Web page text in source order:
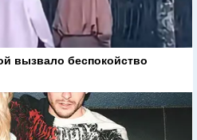
вызвало беспокойство